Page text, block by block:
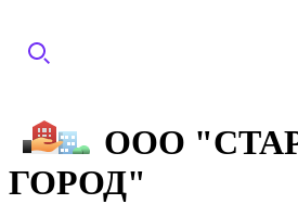
ООО
ГОРОД"